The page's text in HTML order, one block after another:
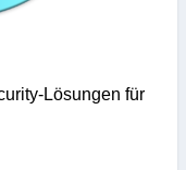
Lösungen für